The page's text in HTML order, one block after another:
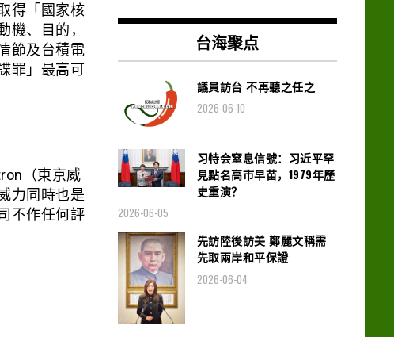
得「國家核
機、目的，
節及台積電
罪」最高可
（東京威
力同時也是
不作任何評
台海聚点
議員訪台 不再聽之任之
2026-06-10
习特会窒息信號：习近平罕
見點名高市早苗，1979年歷
史重演？
2026-06-05
先訪陸後訪美 鄭麗文稱需
先取兩岸和平保證
2026-06-04